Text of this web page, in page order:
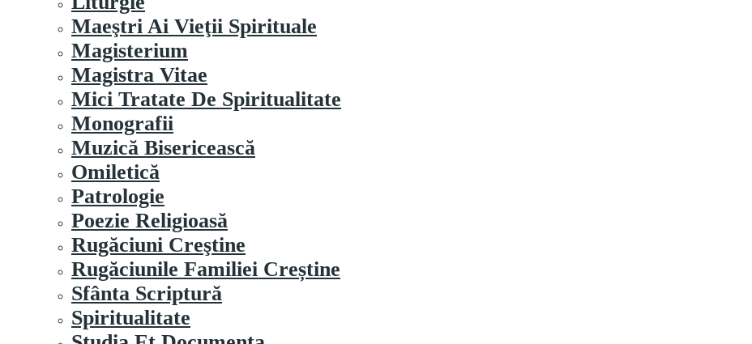
Maeştri Ai Vieţii Spirituale
Magisterium
Magistra Vitae
Mici Tratate De Spiritualitate
Monografii
Muzică Bisericească
Omiletică
Patrologie
Poezie Religioasă
Rugăciuni Creştine
Rugăciunile Familiei Creștine
Sfânta Scriptură
Spiritualitate